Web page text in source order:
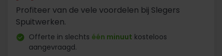
Profiteer van de vele voordelen bij Slegers
Spuitwerken.
Offerte in slechts één minuut kosteloos
aangevraagd.